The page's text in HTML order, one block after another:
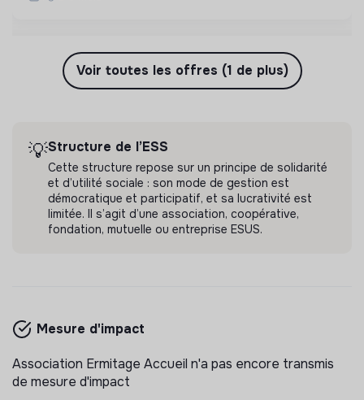
Voir toutes les offres (1 de plus)
💡Structure de l’ESS
Cette structure repose sur un principe de solidarité
et d’utilité sociale : son mode de gestion est
démocratique et participatif, et sa lucrativité est
limitée. Il s’agit d’une association, coopérative,
fondation, mutuelle ou entreprise ESUS.
Mesure d'impact
Association Ermitage Accueil n'a pas encore transmis
de mesure d'impact